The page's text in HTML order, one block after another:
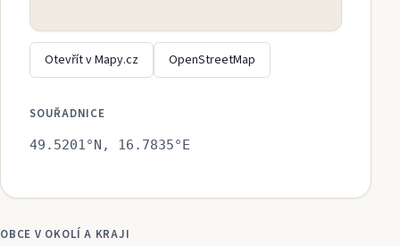
Otevřít v Mapy.cz OpenStreetMap
SOUŘADNICE
49.5201°N, 16.7835°E
OBCE V OKOLÍ A KRAJI